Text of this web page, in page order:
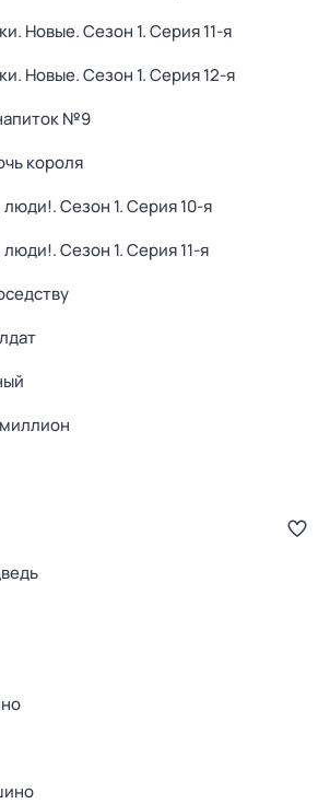
Новые. Сезон 1. Серия 11-я
Новые. Сезон 1. Серия 12-я
№9
короля
люди!. Сезон 1. Серия 10-я
люди!. Сезон 1. Серия 11-я